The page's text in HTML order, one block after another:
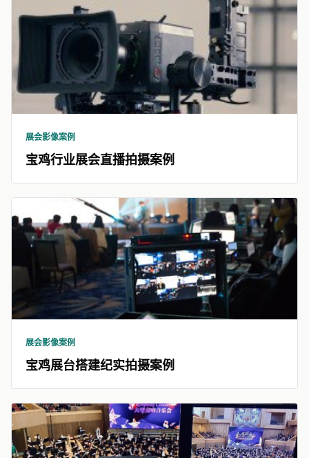
展会影像案例
宝鸡行业展会直播拍摄案例
展会影像案例
宝鸡展台搭建纪实拍摄案例